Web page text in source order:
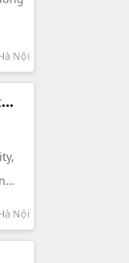
Nội
Nội